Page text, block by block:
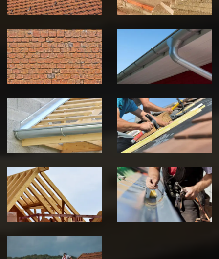
démoussage de
toiture 39
Jura
pose de
gouttière 39
Jura
Pose de
Chéneau 39
Jura
Réparation de
toiture 39
Jura
Traitement de
charpente 39
Jura
Travaux de
zinguerie 39
Jura
Urgence fuite
de toiture 39